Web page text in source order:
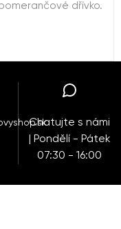
dřívko.
Chatujte s námi
| Pondělí - Pátek
07:30 - 16:00